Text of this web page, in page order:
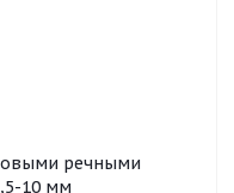
речными
10 мм